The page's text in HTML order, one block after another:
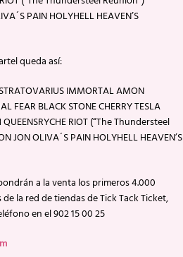
PAIN HOLYHELL HEAVEN’S
queda así:
IMMORTAL AMON
FEAR BLACK STONE CHERRY TESLA
RIOT (“The Thundersteel
JON OLIVA´S PAIN HOLYHELL HEAVEN’S
a la venta los primeros 4.000
la red de tiendas de Tick Tack Ticket,
en el 902 15 00 25